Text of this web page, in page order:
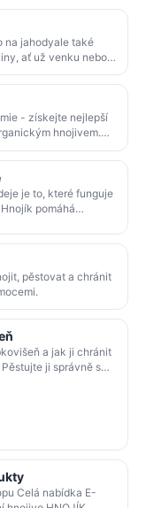
na jahodyale také
ať už venku nebo
- získejte nejlepší
hnojivem.
je to, které funguje
pomáhá
pěstovat a chránit
a jak ji chránit
ji správně s
E-